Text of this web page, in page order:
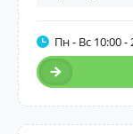
Пн - Вс 10:00 -